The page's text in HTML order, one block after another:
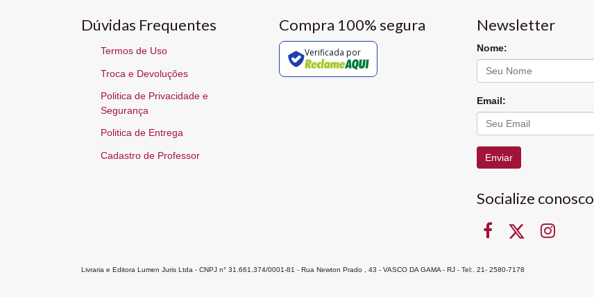
Dúvidas Frequentes
Termos de Uso
Troca e Devoluções
Politica de Privacidade e
Segurança
Politica de Entrega
Cadastro de Professor
Compra 100% segura
Verificada por
Newsletter
Nome:
Email:
Enviar
Socialize conosco
Livraria e Editora Lumen Juris Ltda - CNPJ n° 31.661.374/0001-81 - Rua Newton Prado , 43 - VASCO DA GAMA - RJ - Tel:. 21- 2580-7178